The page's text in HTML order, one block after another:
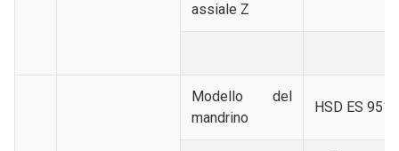
assiale Z
Modello del
mandrino
HSD ES 951